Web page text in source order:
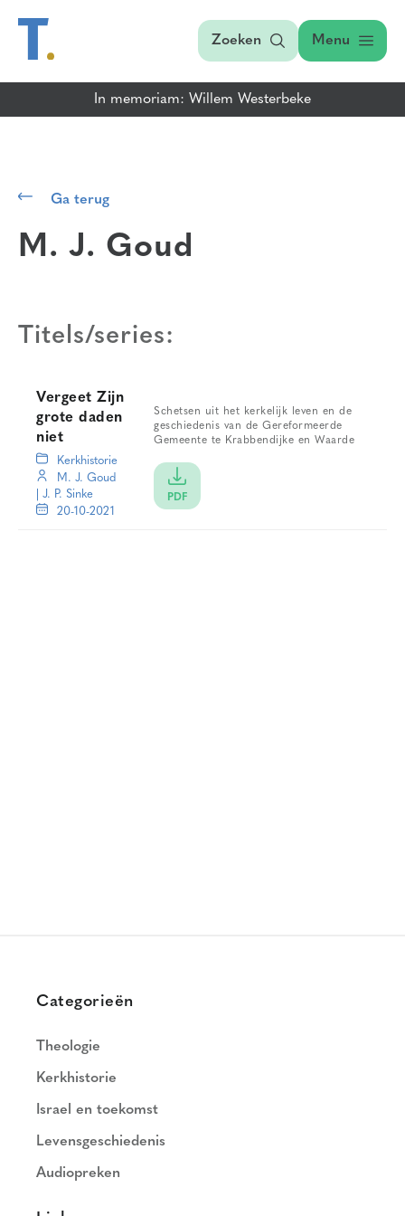
Zoeken Menu
In memoriam: Willem Westerbeke
Ga terug
M. J. Goud
Titels/series:
Vergeet Zijn
grote daden
niet
Schetsen uit het kerkelijk leven en de
geschiedenis van de Gereformeerde
Gemeente te Krabbendijke en Waarde
Kerkhistorie
M. J. Goud
J. P. Sinke
20-10-2021
PDF
Categorieën
Theologie
Kerkhistorie
Israel en toekomst
Levensgeschiedenis
Audiopreken